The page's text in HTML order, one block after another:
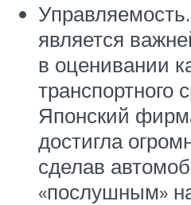
является
в оценивании
транспортного
Японский
достигла
сделав
«послушным»